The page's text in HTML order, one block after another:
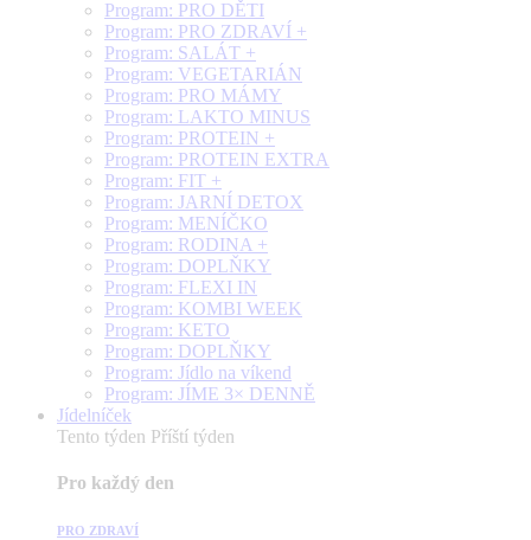
Program: PRO DĚTI
Program: PRO ZDRAVÍ +
Program: SALÁT +
Program: VEGETARIÁN
Program: PRO MÁMY
Program: LAKTO MINUS
Program: PROTEIN +
Program: PROTEIN EXTRA
Program: FIT +
Program: JARNÍ DETOX
Program: MENÍČKO
Program: RODINA +
Program: DOPLŇKY
Program: FLEXI IN
Program: KOMBI WEEK
Program: KETO
Program: DOPLŇKY
Program: Jídlo na víkend
Program: JÍME 3× DENNĚ
Jídelníček
Tento týden Příští týden
Pro každý den
PRO ZDRAVÍ